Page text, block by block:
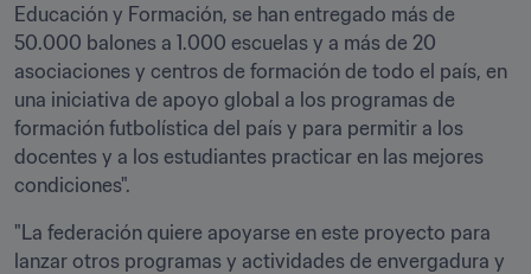
Educación y Formación, se han entregado más de
50.000 balones a 1.000 escuelas y a más de 20
asociaciones y centros de formación de todo el país, en
una iniciativa de apoyo global a los programas de
formación futbolística del país y para permitir a los
docentes y a los estudiantes practicar en las mejores
condiciones".
"La federación quiere apoyarse en este proyecto para
lanzar otros programas y actividades de envergadura y